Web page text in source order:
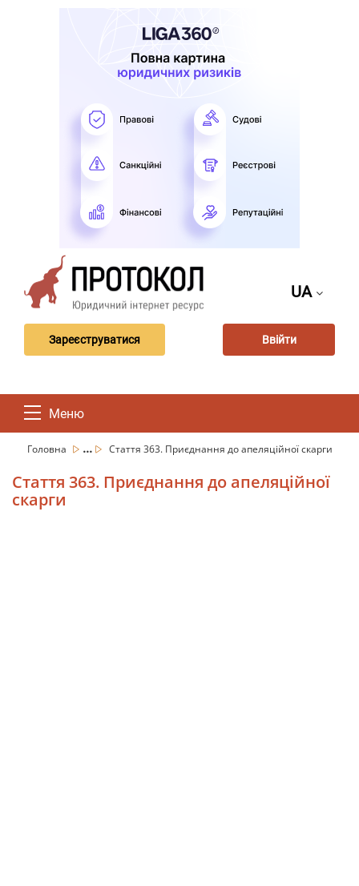
UA
Зареєструватися Ввійти
Меню
Головна ... Стаття 363. Приєднання до апеляційної скарги
Стаття 363. Приєднання до апеляційної
скарги